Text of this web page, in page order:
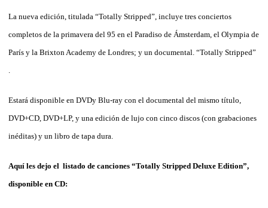
La nueva edición, titulada “Totally Stripped”, incluye tres conciertos
completos de la primavera del 95 en el Paradiso de Ámsterdam, el Olympia de
París y la Brixton Academy de Londres; y un documental. “Totally Stripped”
Estará disponible en DVDy Blu-ray con el documental del mismo título,
DVD+CD, DVD+LP, y una edición de lujo con cinco discos (con grabaciones
inéditas) y un libro de tapa dura.
Aquí les dejo el listado de canciones “Totally Stripped Deluxe Edition”,
disponible en CD: